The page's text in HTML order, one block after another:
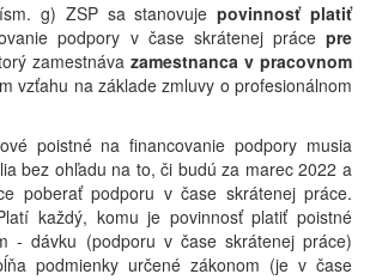
g) ZSP sa stanovujepovinnosť platiť
podpory v čase skrátenej práce pre
zamestnáva zamestnanca v pracovnom
vzťahu na základe zmluvy o profesionálnom
poistné na financovanie podpory musia
bez ohľadu na to, či budú za marec 2022 a
poberať podporu v čase skrátenej práce.
každý, komu je povinnosť platiť poistné
- dávku (podporu v čase skrátenej práce)
podmienky určené zákonom (je v čase